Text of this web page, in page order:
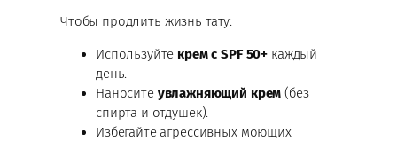
Чтобы продлить жизнь тату:
Используйте крем с SPF 50+ каждый
день.
Наносите увлажняющий крем (без
спирта и отдушек).
Избегайте агрессивных моющих